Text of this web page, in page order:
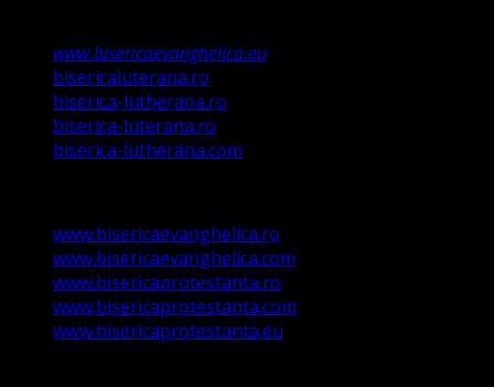
www.bisericaevanghelica.eu
bisericaluterana.ro
biserica-lutherana.ro
biserica-luterana.ro
biserica-lutherana.com
www.bisericaevanghelica.ro
www.bisericaevanghelica.com
www.bisericaprotestanta.ro
www.bisericaprotestanta.com
www.bisericaprotestanta.eu